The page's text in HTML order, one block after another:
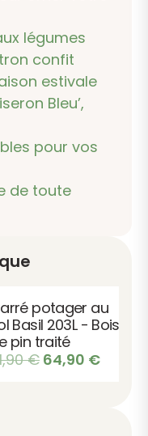
légumes
confit
estivale
Bleu’,
pour vos
de toute
potager au
Basil 203L - Bois
pin traité
€ Le
64,90 €Le